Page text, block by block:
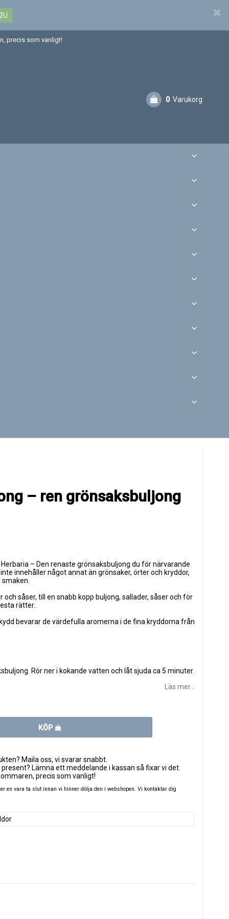
precis som vanligt!
0 Varukorg
– ren grönsaksbuljong
– Den renaste grönsaksbuljong du för närvarande
innehåller något annat än grönsaker, örter och kryddor,
såser, till en snabb kopp buljong, sallader, såser och för
rätter..
bevarar de värdefulla aromerna i de fina kryddorna från
Rör ner i kokande vatten och låt sjuda ca 5 minuter.
Läs mer...
KÖP
Maila oss, vi svarar snabbt.
Lämna ett meddelande i kassan så fixar vi det.
precis som vanligt!
en vara ta slut innan vi hinner dölja den i webshopen. Vi kontaktar dig